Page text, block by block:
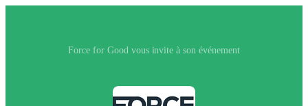
Force for Good vous invite à son événement